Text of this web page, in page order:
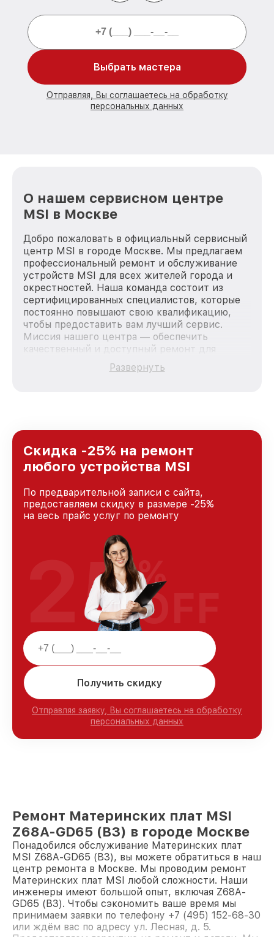
Выбрать мастера
Отправляя, Вы соглашаетесь на обработку
персональных данных
О нашем сервисном центре
MSI в Москве
Добро пожаловать в официальный сервисный
центр MSI в городе Москве. Мы предлагаем
профессиональный ремонт и обслуживание
устройств MSI для всех жителей города и
окрестностей. Наша команда состоит из
сертифицированных специалистов, которые
постоянно повышают свою квалификацию,
чтобы предоставить вам лучший сервис.
Миссия нашего центра — обеспечить
качественный и доступный ремонт для
каждого пользователя продукции MSI, вне
зависимости от сложности поломки. Мы
и лояльности наших клиентов.
Развернуть
Скидка -25% на ремонт
любого устройства MSI
По предварительной записи с сайта,
предоставляем скидку в размере -25%
на весь прайс услуг по ремонту
Получить скидку
Отправляя заявку, Вы соглашаетесь на обработку
персональных данных
25%
OFF
Ремонт Материнских плат MSI
Z68A-GD65 (B3) в городе Москве
Понадобился обслуживание Материнских плат
MSI Z68A-GD65 (B3), вы можете обратиться в наш
центр ремонта в Москве. Мы проводим ремонт
Материнских плат MSI любой сложности. Наши
инженеры имеют большой опыт, включая Z68A-
GD65 (B3). Чтобы сэкономить ваше время мы
принимаем заявки по телефону +7 (495) 152-68-30
или ждём вас по адресу ул. Лесная, д. 5.